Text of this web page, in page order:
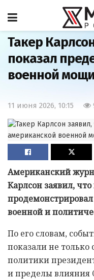
Главная Политика
Такер
показал
военной
11 июня 2026, 10:15
Американский
Карлсон заявил,
военной и
По его словам,
показали не
политики
и пределы